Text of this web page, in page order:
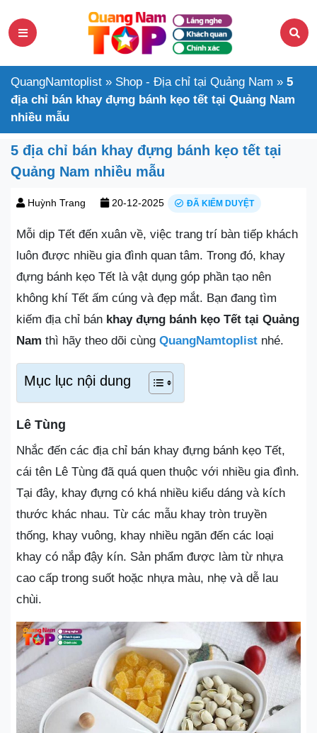
QuangNamtoplist » Shop - Địa chỉ tại Quảng Nam » 5
địa chỉ bán khay đựng bánh kẹo tết tại Quảng Nam
nhiều mẫu
5 địa chỉ bán khay đựng bánh kẹo tết tại
Quảng Nam nhiều mẫu
Huỳnh Trang 20-12-2025 ĐÃ KIỂM DUYỆT
Mỗi dịp Tết đến xuân về, việc trang trí bàn tiếp khách
luôn được nhiều gia đình quan tâm. Trong đó, khay
đựng bánh kẹo Tết là vật dụng góp phần tạo nên
không khí Tết ấm cúng và đẹp mắt. Bạn đang tìm
kiếm địa chỉ bán khay đựng bánh kẹo Tết tại Quảng
Nam thì hãy theo dõi cùng QuangNamtoplist nhé.
Mục lục nội dung
Lê Tùng
Nhắc đến các địa chỉ bán khay đựng bánh kẹo Tết,
cái tên Lê Tùng đã quá quen thuộc với nhiều gia đình.
Tại đây, khay đựng có khá nhiều kiểu dáng và kích
thước khác nhau. Từ các mẫu khay tròn truyền
thống, khay vuông, khay nhiều ngăn đến các loại
khay có nắp đậy kín. Sản phẩm được làm từ nhựa
cao cấp trong suốt hoặc nhựa màu, nhẹ và dễ lau
chùi.